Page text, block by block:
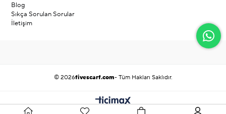
Blog
Sıkça Sorulan Sorular
İletişim
© 2026fivescarf.com- Tüm Hakları Saklıdır.